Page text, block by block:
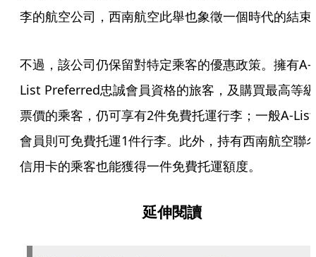
李的航空公司，西南航空此舉也象徵一個時代的結束
不過，該公司仍保留對特定乘客的優惠政策。擁有A-
List Preferred忠誠會員資格的旅客，及購買最高等級
票價的乘客，仍可享有2件免費托運行李；一般A-List
會員則可免費托運1件行李。此外，持有西南航空聯
信用卡的乘客也能獲得一件免費托運額度。
延伸閱讀